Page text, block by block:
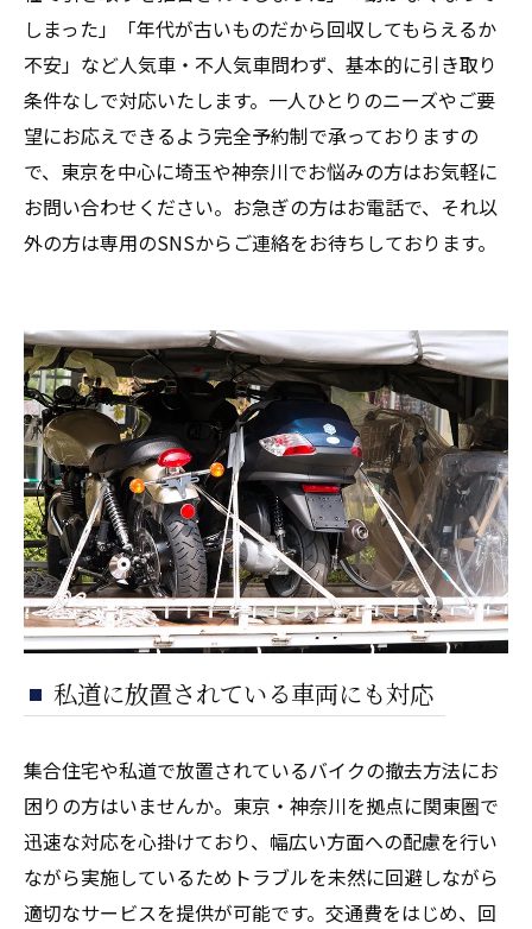
しまった」「年代が古いものだから回収してもらえるか
不安」など人気車・不人気車問わず、基本的に引き取り
条件なしで対応いたします。一人ひとりのニーズやご要
望にお応えできるよう完全予約制で承っておりますの
で、東京を中心に埼玉や神奈川でお悩みの方はお気軽に
お問い合わせください。お急ぎの方はお電話で、それ以
外の方は専用のSNSからご連絡をお待ちしております。
私道に放置されている車両にも対応
集合住宅や私道で放置されているバイクの撤去方法にお
困りの方はいませんか。東京・神奈川を拠点に関東圏で
迅速な対応を心掛けており、幅広い方面への配慮を行い
ながら実施しているためトラブルを未然に回避しながら
適切なサービスを提供が可能です。交通費をはじめ、回